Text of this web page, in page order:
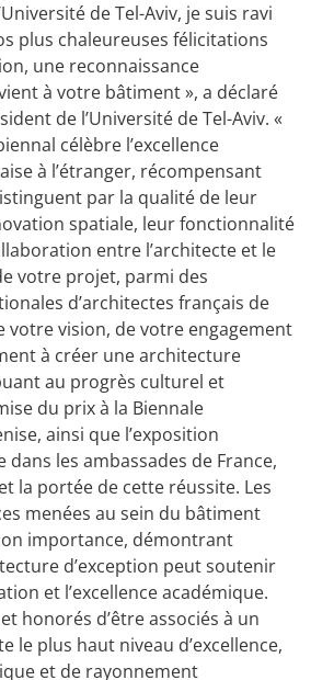
de Tel-Aviv, je suis ravi
plus chaleureuses félicitations
une reconnaissance
à votre bâtiment », a déclaré
de l’Université de Tel-Aviv. «
célèbre l’excellence
à l’étranger, récompensant
par la qualité de leur
spatiale, leur fonctionnalité
entre l’architecte et le
votre projet, parmi des
d’architectes français de
votre vision, de votre engagement
à créer une architecture
au progrès culturel et
du prix à la Biennale
ainsi que l’exposition
les ambassades de France,
la portée de cette réussite. Les
menées au sein du bâtiment
importance, démontrant
d’exception peut soutenir
et l’excellence académique.
honorés d’être associés à un
le plus haut niveau d’excellence,
et de rayonnement